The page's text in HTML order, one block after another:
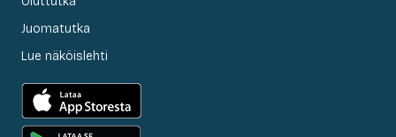
Juomatutka
Lue näköislehti